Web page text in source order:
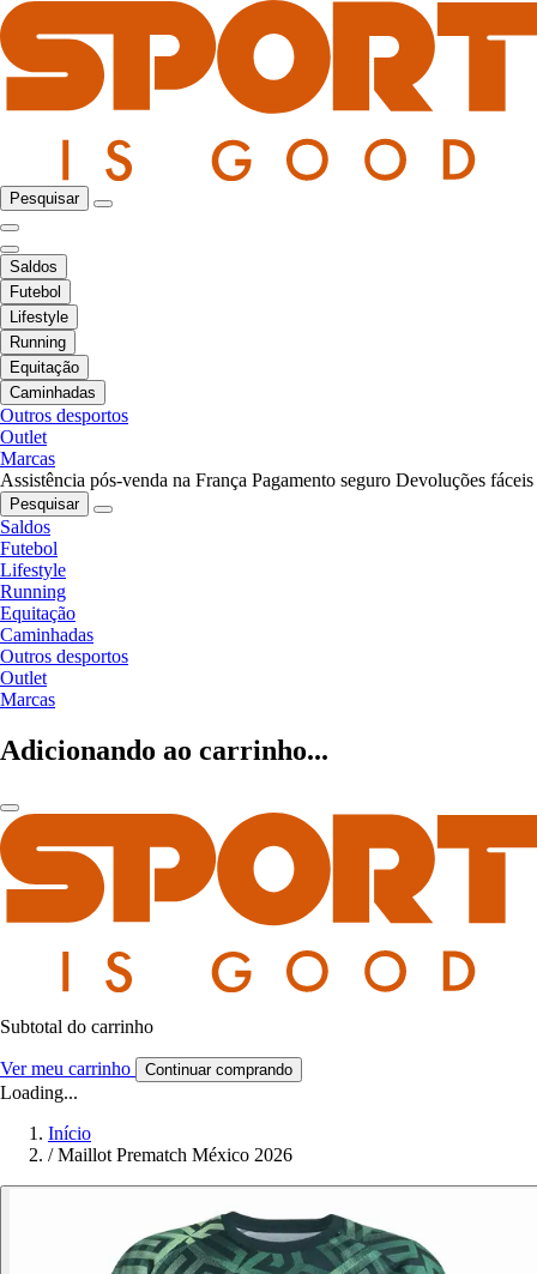
Pesquisar
Saldos
Futebol
Lifestyle
Running
Equitação
Caminhadas
Outros desportos
Outlet
Marcas
Assistência pós-venda na França Pagamento seguro Devoluções fáceis
Pesquisar
Saldos
Futebol
Lifestyle
Running
Equitação
Caminhadas
Outros desportos
Outlet
Marcas
Adicionando ao carrinho...
Subtotal do carrinho
Ver meu carrinho Continuar comprando
Loading...
Início
/ Maillot Prematch México 2026